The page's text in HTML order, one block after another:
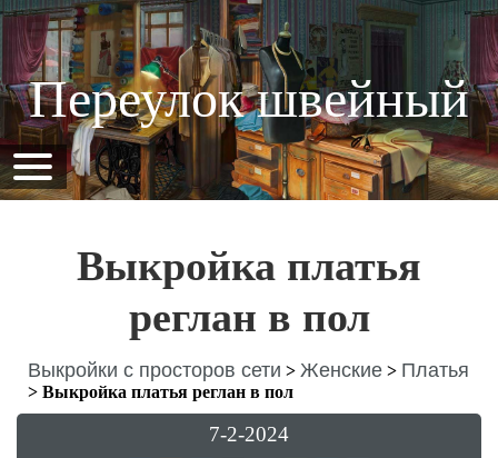
Переулок швейный
Выкройка платья
реглан в пол
Выкройки с просторов сети > Женские > Платья
> Выкройка платья реглан в пол
7-2-2024